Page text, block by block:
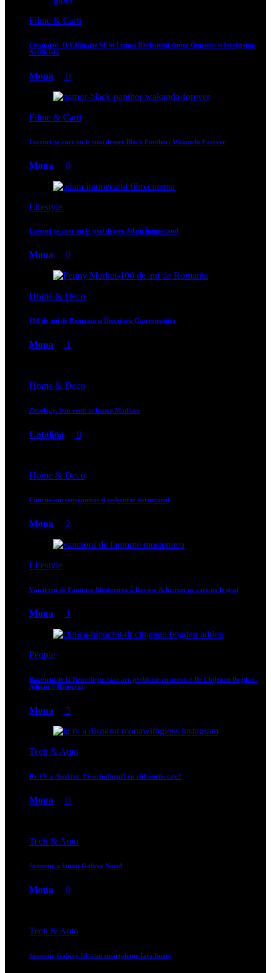
Filme & Carti
Creatorul: O Călătorie SF în Lumea Războiului dintre Omenire și Inteligența
Artificială
Mona 0
Filme & Carti
Lucruri pe care nu le știai despre Black Panther: Wakanda Forever
Mona 0
Lifestyle
Lucruri pe care nu le știai despre Adam Întunecatul
Mona 0
Home & Deco
100 de ani de Romania si Dictatura Gastronomica
Mona 1
Home & Deco
Zenology, bun venit in lumea Madison
Catalina 0
Home & Deco
Cum ne-am reorganizat si redecorat dormitorul
Mona 2
Lifestyle
Vânătorii de Fantome Moștenirea – Review & lucruri pe care nu le știai
Mona 1
People
Doctorul de la Neurologie care are probleme cu nervii // Dr Clujeanu Bogdan-
Adrian // Hipocrat
Mona 5
Tech & Auto
IG TV a dispărut. Ce se întâmplă cu videourile tale?
Mona 0
Tech & Auto
Samsung a lansat Galaxy Note8
Mona 0
Tech & Auto
Samsung Galaxy S8 – un smartphone fara limite